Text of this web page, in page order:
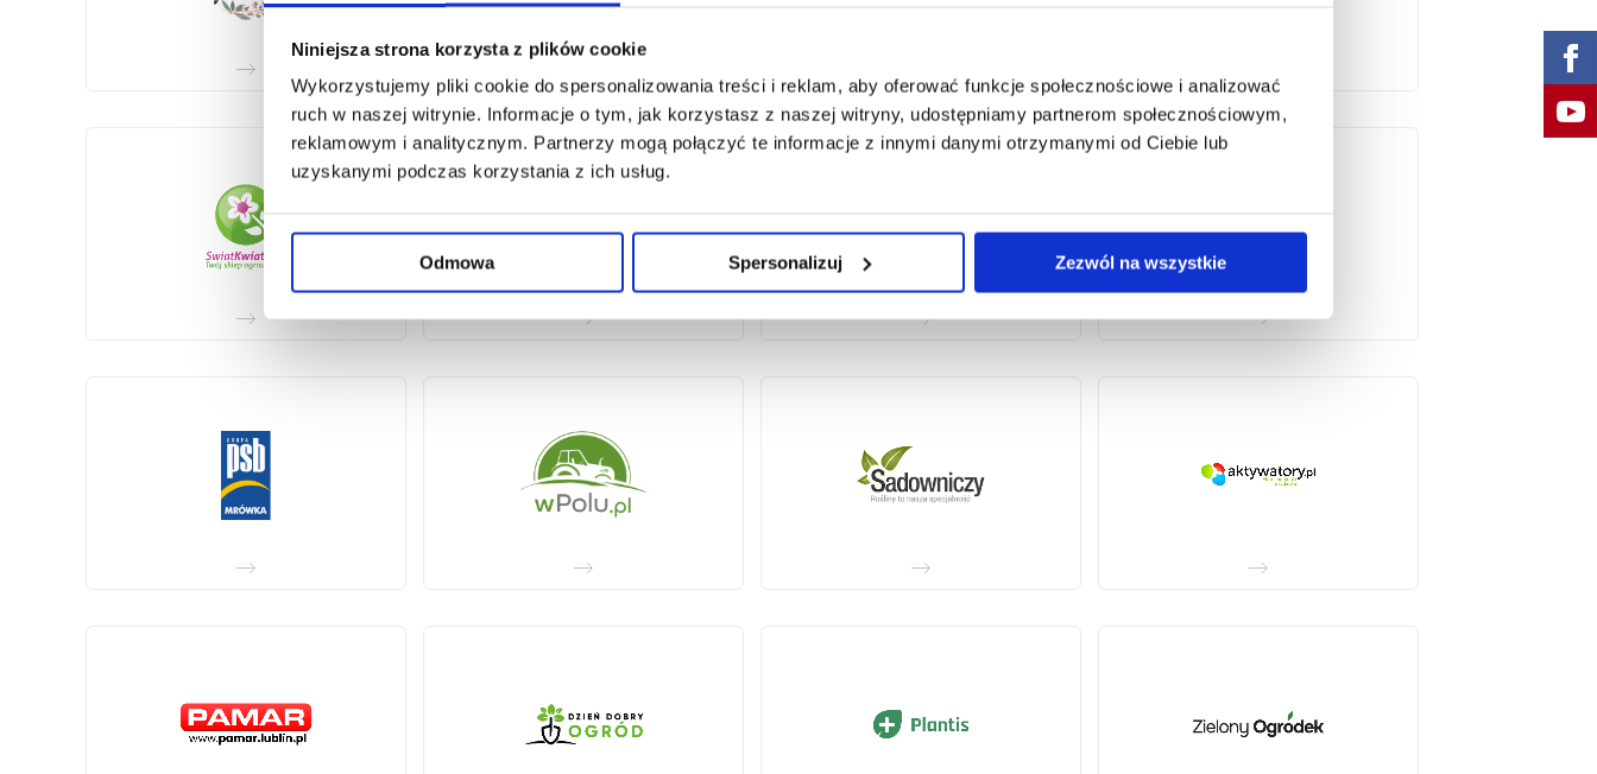
Niniejsza strona korzysta z plików cookie
Wykorzystujemy pliki cookie do spersonalizowania treści i reklam, aby oferować funkcje społecznościowe i analizować
ruch w naszej witrynie. Informacje o tym, jak korzystasz z naszej witryny, udostępniamy partnerom społecznościowym,
reklamowym i analitycznym. Partnerzy mogą połączyć te informacje z innymi danymi otrzymanymi od Ciebie lub
uzyskanymi podczas korzystania z ich usług.
Odmowa Spersonalizuj Zezwól na wszystkie